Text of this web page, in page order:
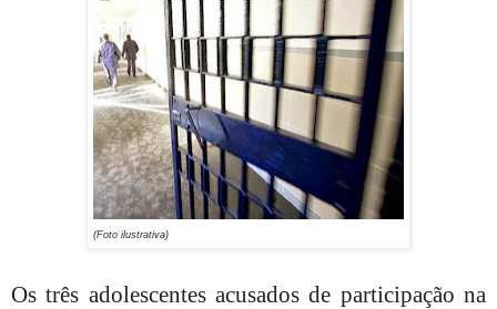
(Foto ilustrativa)
Os três adolescentes acusados de participação na